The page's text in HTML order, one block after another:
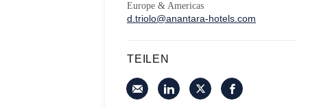
Europe & Americas
d.triolo@anantara-hotels.com
TEILEN